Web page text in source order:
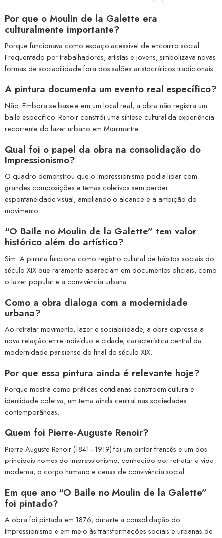
Por que o Moulin de la Galette era
culturalmente importante?
Porque funcionava como espaço acessível de encontro social.
Frequentado por trabalhadores, artistas e jovens, simbolizava novas
formas de sociabilidade fora dos salões aristocráticos tradicionais.
A pintura documenta um evento real específico?
Não. Embora se baseie em um local real, a obra não registra um
baile específico. Renoir constrói uma síntese cultural da experiência
recorrente do lazer urbano em Montmartre.
Qual foi o papel da obra na consolidação do
Impressionismo?
O quadro demonstrou que o Impressionismo podia lidar com
grandes composições e temas coletivos sem perder
espontaneidade visual, ampliando o alcance e a ambição do
movimento.
“O Baile no Moulin de la Galette” tem valor
histórico além do artístico?
Sim. A pintura funciona como registro cultural de hábitos sociais do
século XIX que raramente apareciam em documentos oficiais, como
o lazer popular e a convivência urbana.
Como a obra dialoga com a modernidade
urbana?
Ao retratar movimento, lazer e sociabilidade, a obra expressa a
nova relação entre indivíduo e cidade, característica central da
modernidade parisiense do final do século XIX.
Por que essa pintura ainda é relevante hoje?
Porque mostra como práticas cotidianas constroem cultura e
identidade coletiva, um tema ainda central nas sociedades
contemporâneas.
Quem foi Pierre-Auguste Renoir?
Pierre-Auguste Renoir (1841–1919) foi um pintor francês e um dos
principais nomes do Impressionismo, conhecido por retratar a vida
moderna, o corpo humano e cenas de convivência social.
Em que ano “O Baile no Moulin de la Galette”
foi pintado?
A obra foi pintada em 1876, durante a consolidação do
Impressionismo e em meio às transformações sociais e urbanas de